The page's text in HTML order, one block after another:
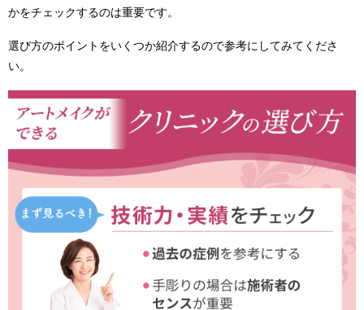
かをチェックするのは重要です。
選び方のポイントをいくつか紹介するので参考にしてみてくださ
い。